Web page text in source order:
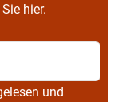
hier.
und